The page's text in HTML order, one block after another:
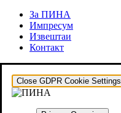
За ПИНА
Импресум
Извештаи
Контакт
Close GDPR Cookie Settings